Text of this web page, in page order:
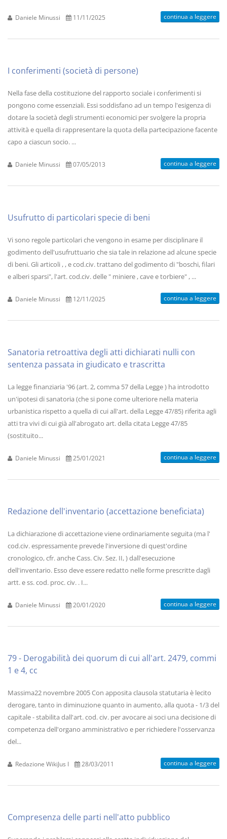
Daniele Minussi 11/11/2025 continua a leggere
I conferimenti (società di persone)
Nella fase della costituzione del rapporto sociale i conferimenti si
pongono come essenziali. Essi soddisfano ad un tempo l'esigenza di
dotare la società degli strumenti economici per svolgere la propria
attività e quella di rappresentare la quota della partecipazione facente
capo a ciascun socio. ...
Daniele Minussi 07/05/2013 continua a leggere
Usufrutto di particolari specie di beni
Vi sono regole particolari che vengono in esame per disciplinare il
godimento dell'usufruttuario che sia tale in relazione ad alcune specie
di beni. Gli articoli , , e cod.civ. trattano del godimento di "boschi, filari
e alberi sparsi", l'art. cod.civ. delle " miniere , cave e torbiere" , ...
Daniele Minussi 12/11/2025 continua a leggere
Sanatoria retroattiva degli atti dichiarati nulli con
sentenza passata in giudicato e trascritta
La legge finanziaria '96 (art. 2, comma 57 della Legge ) ha introdotto
un'ipotesi di sanatoria (che si pone come ulteriore nella materia
urbanistica rispetto a quella di cui all'art. della Legge 47/85) riferita agli
atti tra vivi di cui già all'abrogato art. della citata Legge 47/85
(sostituito...
Daniele Minussi 25/01/2021 continua a leggere
Redazione dell'inventario (accettazione beneficiata)
La dichiarazione di accettazione viene ordinariamente seguita (ma l'
cod.civ. espressamente prevede l'inversione di quest'ordine
cronologico, cfr. anche Cass. Civ. Sez. II, ) dall'esecuzione
dell'inventario. Esso deve essere redatto nelle forme prescritte dagli
artt. e ss. cod. proc. civ. . I...
Daniele Minussi 20/01/2020 continua a leggere
79 - Derogabilità dei quorum di cui all'art. 2479, commi
1 e 4, cc
Massima22 novembre 2005 Con apposita clausola statutaria è lecito
derogare, tanto in diminuzione quanto in aumento, alla quota - 1/3 del
capitale - stabilita dall'art. cod. civ. per avocare ai soci una decisione di
competenza dell'organo amministrativo e per richiedere l'osservanza
del...
Redazione WikiJus I 28/03/2011 continua a leggere
Compresenza delle parti nell'atto pubblico